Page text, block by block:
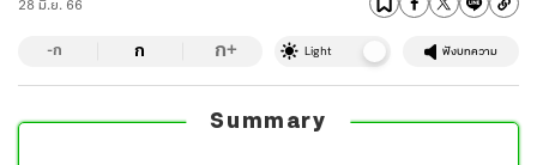
28 มิ.ย. 66
-ก ก ก+ Light ฟังบทความ
Summary